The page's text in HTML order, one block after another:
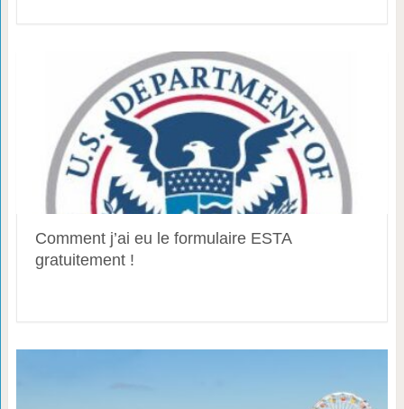
Comment j’ai eu le formulaire ESTA
gratuitement !